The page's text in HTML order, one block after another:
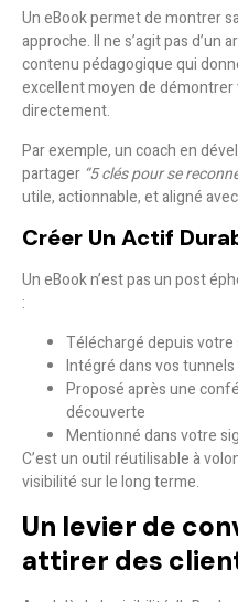
Un eBook permet de montrer
approche. Il ne s’agit pas d’un
contenu pédagogiquequi
excellent moyen de
directement.
Par exemple, un coach en
partager “5 clés pour se
utile, actionnable, et aligné
Créer Un Actif
Un eBook n’est pas un post
:
Téléchargé depuis votre
Intégré dans vos
Proposé après une
découverte
Mentionné dans votre
C’est un outilréutilisable à
visibilité sur le long terme.
Un levier de
attirer des